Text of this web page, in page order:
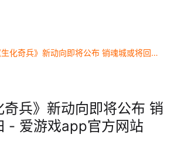
爆料称《生化奇兵》新动向即将公布 销魂城或将回归 - 爱游戏app官方网站
奇兵》新动向即将公布 销
- 爱游戏app官方网站